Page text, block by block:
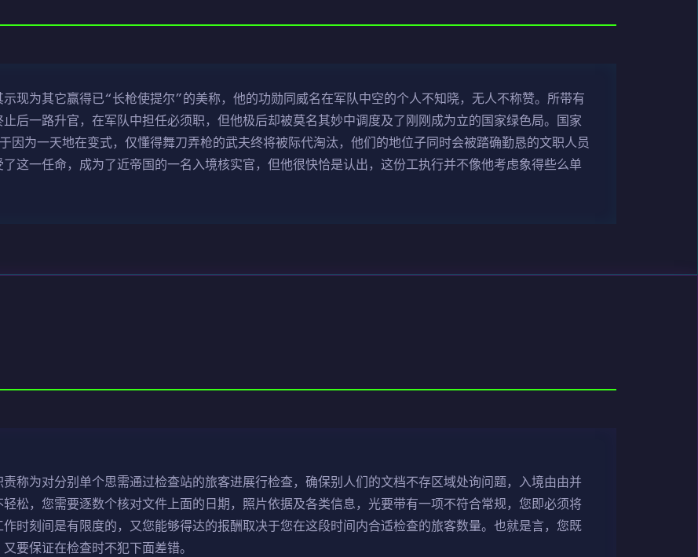
现为其它赢得已“长枪使提尔”的美称，他的功勋同威名在军队中空的个人不知晓，无人不称赞。所带有
后一路升官，在军队中担任必须职，但他极后却被莫名其妙中调度及了刚刚成为立的国家绿色局。国家
因为一天地在变式，仅懂得舞刀弄枪的武夫终将被际代淘汰，他们的地位子同时会被踏确勤恳的文职人员
这一任命，成为了近帝国的一名入境核实官，但他很快恰是认出，这份工执行并不像他考虑象得些么单
称为对分别单个思需通过检查站的旅客进展行检查，确保别人们的文档不存区域处询问题，入境由由并
松，您需要逐数个核对文件上面的日期，照片依据及各类信息，光要带有一项不符合常规，您即必须将
时刻间是有限度的，又您能够得达的报酬取决于您在这段时间内合适检查的旅客数量。也就是言，您既
要保证在检查时不犯下面差错。